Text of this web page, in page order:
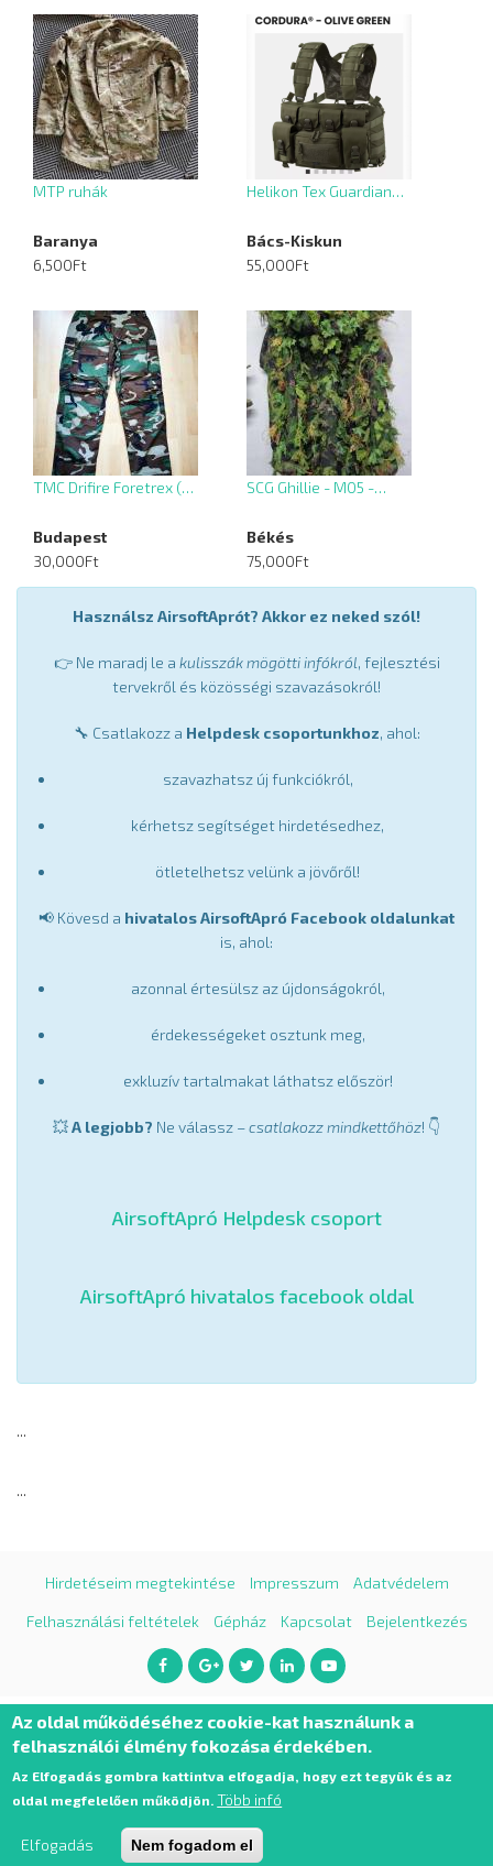
MTP ruhák
Baranya
6,500Ft
Helikon Tex Guardian…
Bács-Kiskun
55,000Ft
TMC Drifire Foretrex (…
Budapest
30,000Ft
SCG Ghillie - M05 -…
Békés
75,000Ft
Használsz AirsoftAprót? Akkor ez neked szól!
👉 Ne maradj le a kulisszák mögötti infókról, fejlesztési
tervekről és közösségi szavazásokról!
🔧 Csatlakozz a Helpdesk csoportunkhoz, ahol:
szavazhatsz új funkciókról,
kérhetsz segítséget hirdetésedhez,
ötletelhetsz velünk a jövőről!
📢 Kövesd a hivatalos AirsoftApró Facebook oldalunkat
is, ahol:
azonnal értesülsz az újdonságokról,
érdekességeket osztunk meg,
exkluzív tartalmakat láthatsz először!
💥A legjobb? Ne válassz –csatlakozz mindkettőhöz! 👇
AirsoftApró Helpdesk csoport
AirsoftApró hivatalos facebook oldal
...
...
Hirdetéseim megtekintése Impresszum Adatvédelem
Felhasználási feltételek Gépház Kapcsolat Bejelentkezés
Airsoftapro 2026. Minden jog fenntartva.
Az oldalt készítette a
Az oldal működéséhez cookie-kat használunk a
felhasználói élmény fokozása érdekében.
Az Elfogadás gombra kattintva elfogadja, hogy ezt tegyük és az
oldal megfelelően működjön. Több infó
Elfogadás Nem fogadom el